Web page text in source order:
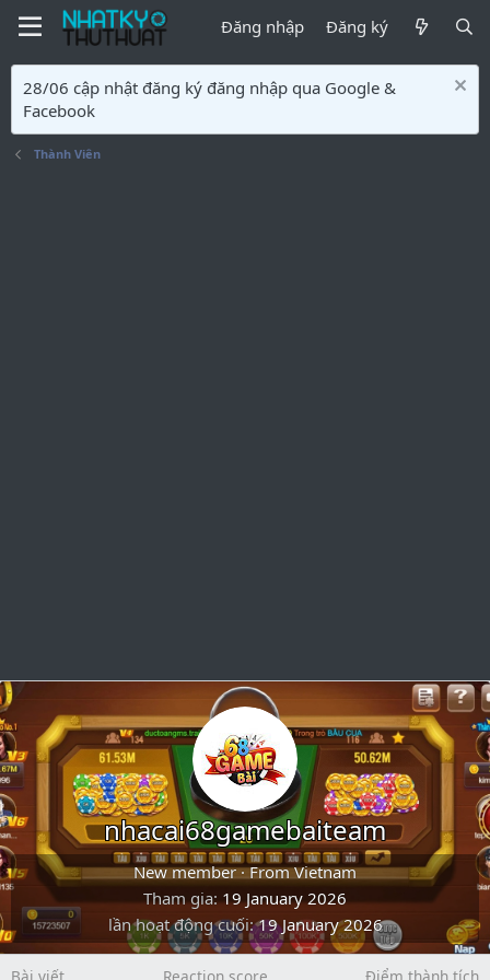
Đăng nhập Đăng ký
28/06 cập nhật đăng ký đăng nhập qua Google &
Facebook
Thành Viên
nhacai68gamebaiteam
New member ·FromVietnam
Tham gia 19 January 2026
lần hoạt động cuối 19 January 2026